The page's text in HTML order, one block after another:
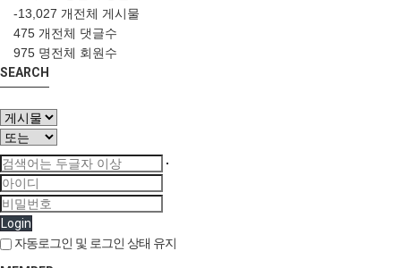
-13,027 개전체 게시물
475 개전체 댓글수
975 명전체 회원수
SEARCH
Login
자동로그인 및 로그인 상태 유지